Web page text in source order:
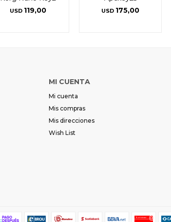
USD 119,00 USD 175,00
MI CUENTA
Mi cuenta
Mis compras
Mis direcciones
Wish List